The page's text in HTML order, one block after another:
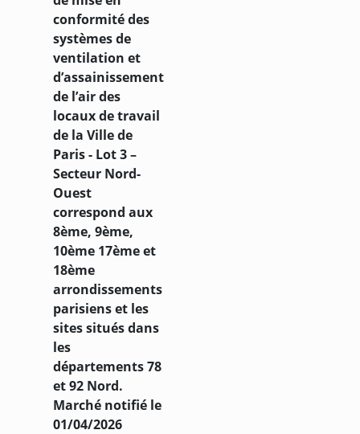
conformité des
systèmes de
ventilation et
d’assainissement
de l’air des
locaux de travail
de la Ville de
Paris - Lot 3 –
Secteur Nord-
Ouest
correspond aux
8ème, 9ème,
10ème 17ème et
18ème
arrondissements
parisiens et les
sites situés dans
les
départements 78
et 92 Nord.
Marché notifié le
01/04/2026